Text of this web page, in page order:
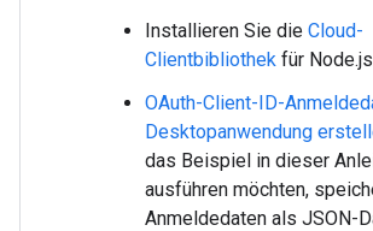
Installieren Sie die Cloud-
Clientbibliothek für
OAuth-Client-ID-
Desktopanwendung
das Beispiel in dieser
ausführen möchten,
Anmeldedaten als JSON-